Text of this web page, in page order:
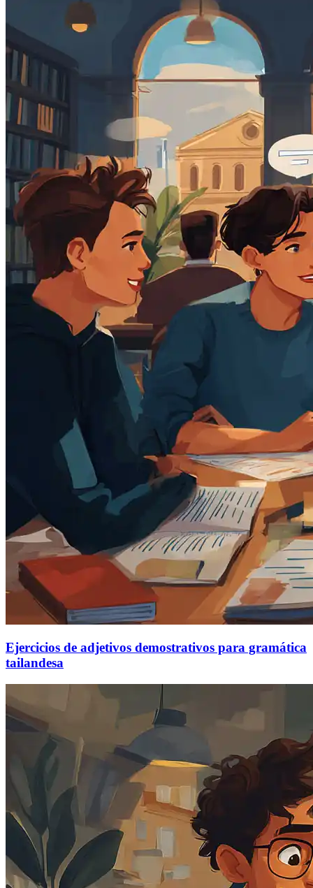
Ejercicios de adjetivos demostrativos para gramática
tailandesa